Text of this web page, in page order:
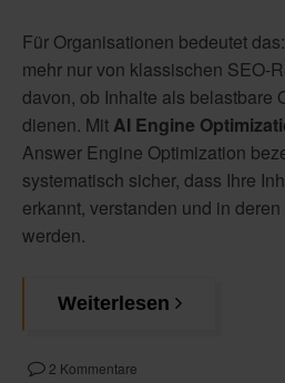
Für Organisationen bedeutet
mehr nur von klassischen SEO-
davon, ob Inhalte als belastbare
dienen. Mit AI Engine
Answer Engine Optimization
systematisch sicher, dass Ihre
erkannt, verstanden und in
werden.
Weiterlesen
2 Kommentare